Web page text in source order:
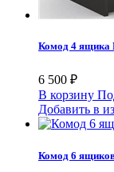
Комод 4 ящика
6 500 ₽
В корзину
Добавить в
Комод 6